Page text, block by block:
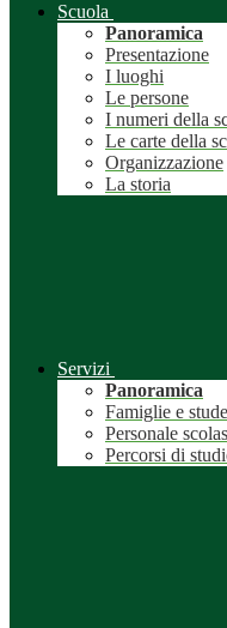
Scuola
Panoramica
Presentazione
I luoghi
Le persone
I numeri della
Le carte della
Organizzazione
La storia
Servizi
Panoramica
Famiglie e
Personale
Percorsi di